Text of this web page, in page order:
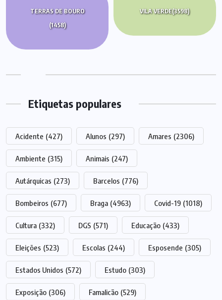
TERRAS DE BOURO
(1458)
VILA VERDE(3598)
Etiquetas populares
Acidente (427) Alunos (297) Amares (2306)
Ambiente (315) Animais (247)
Autárquicas (273) Barcelos (776)
Bombeiros (677) Braga (4963) Covid-19 (1018)
Cultura (332) DGS (571) Educação (433)
Eleições (523) Escolas (244) Esposende (305)
Estados Unidos (572) Estudo (303)
Exposição (306) Famalicão (529)